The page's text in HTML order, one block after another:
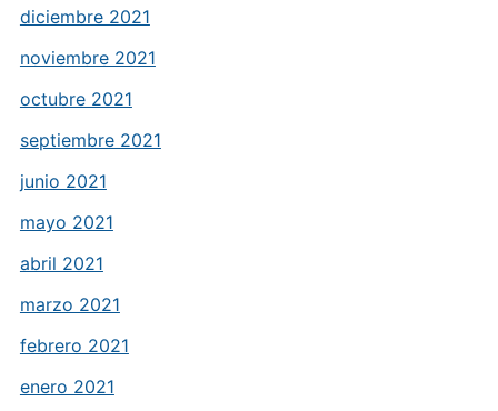
diciembre 2021
noviembre 2021
octubre 2021
septiembre 2021
junio 2021
mayo 2021
abril 2021
marzo 2021
febrero 2021
enero 2021